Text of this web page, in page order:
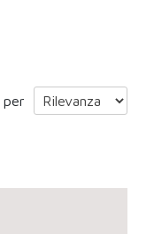
per